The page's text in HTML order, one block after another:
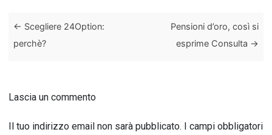
← Scegliere 24Option:
perchè?
Pensioni d’oro, così si
esprime Consulta →
Lascia un commento
Il tuo indirizzo email non sarà pubblicato. I campi obbligatori